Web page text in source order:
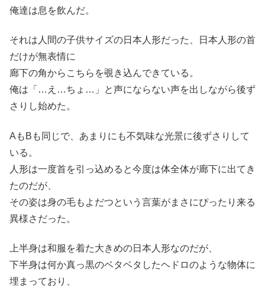
俺達は息を飲んだ。
それは人間の子供サイズの日本人形だった、日本人形の首
だけが無表情に
廊下の角からこちらを覗き込んできている。
俺は「…え…ちょ…」と声にならない声を出しながら後ず
さりし始めた。
AもBも同じで、あまりにも不気味な光景に後ずさりして
いる。
人形は一度首を引っ込めると今度は体全体が廊下に出てき
たのだが、
その姿は身の毛もよだつという言葉がまさにぴったり来る
異様さだった。
上半身は和服を着た大きめの日本人形なのだが、
下半身は何か真っ黒のベタベタしたヘドロのような物体に
埋まっており、